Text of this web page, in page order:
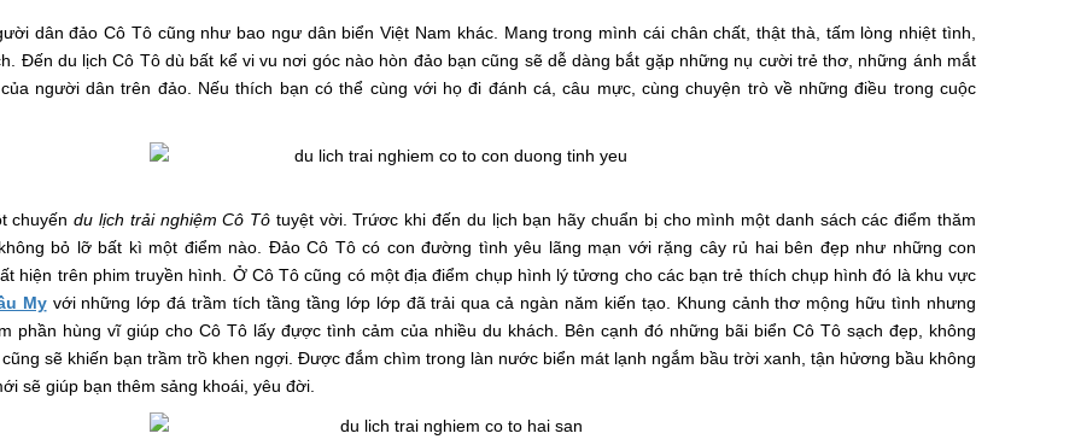
dân đảo Cô Tô cũng như bao ngư dân biển Việt Nam khác. Mang trong mình cái chân chất, thật thà, tấm lòng nhiệt tình,
Đến du lịch Cô Tô dù bất kể vi vu nơi góc nào hòn đảo bạn cũng sẽ dễ dàng bắt gặp những nụ cười trẻ thơ, những ánh mắt
người dân trên đảo. Nếu thích bạn có thể cùng với họ đi đánh cá, câu mực, cùng chuyện trò về những điều trong cuộc
chuyếndu lịch trải nghiệm Cô Tô tuyệt vời. Trứơc khi đến du lịch bạn hãy chuẩn bị cho mình một danh sách các điểm thăm
bỏ lỡ bất kì một điểm nào. Đảo Cô Tô có con đường tình yêu lãng mạn với rặng cây rủ hai bên đẹp như những con
hiện trên phim truyền hình. Ở Cô Tô cũng có một địa điểm chụp hình lý tửơng cho các bạn trẻ thích chụp hình đó là khu vực
Mỵvới những lớp đá trầm tích tầng tầng lớp lớp đã trải qua cả ngàn năm kiến tạo. Khung cảnh thơ mộng hữu tình nhưng
phần hùng vĩ giúp cho Cô Tô lấy đựợc tình cảm của nhiều du khách. Bên cạnh đó những bãi biển Cô Tô sạch đẹp, không
sẽ khiến bạn trầm trồ khen ngợi. Được đắm chìm trong làn nước biển mát lạnh ngắm bầu trời xanh, tận hửơng bầu không
sẽ giúp bạn thêm sảng khoái, yêu đời.